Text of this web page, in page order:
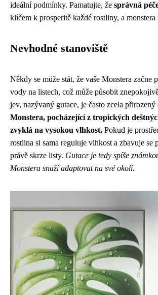
ideální podmínky. Pamatujte, že správná
klíčem k prosperitě každé rostliny, a
Nevhodné stanoviště
Někdy se může stát, že vaše Monstera začne
vody na listech, což může působit
jev, nazývaný gutace, je často zcela přirozený
Monstera, pocházející z tropických
zvyklá na vysokou vlhkost. Pokud je
rostlina si sama reguluje vlhkost a zbavuje se
právě skrze listy. Gutace je tedy spíše
Monstera snaží adaptovat na své okolí.